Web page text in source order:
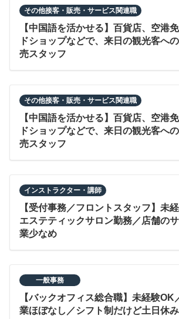
その他接客・販売・サービス関連職
【中国語を活かせる】百貨店、空港
ドショップなどで、来日の観光客へ
売スタッフ
その他接客・販売・サービス関連職
【中国語を活かせる】百貨店、空港
ドショップなどで、来日の観光客へ
売スタッフ
インストラクター・講師
【受付事務／フロントスタッフ】未
エステティックサロン勤務／店舗の
業少なめ
一般事務
【バックオフィス総合職】未経験OK
業ほぼなし／シフト制だけど土日休